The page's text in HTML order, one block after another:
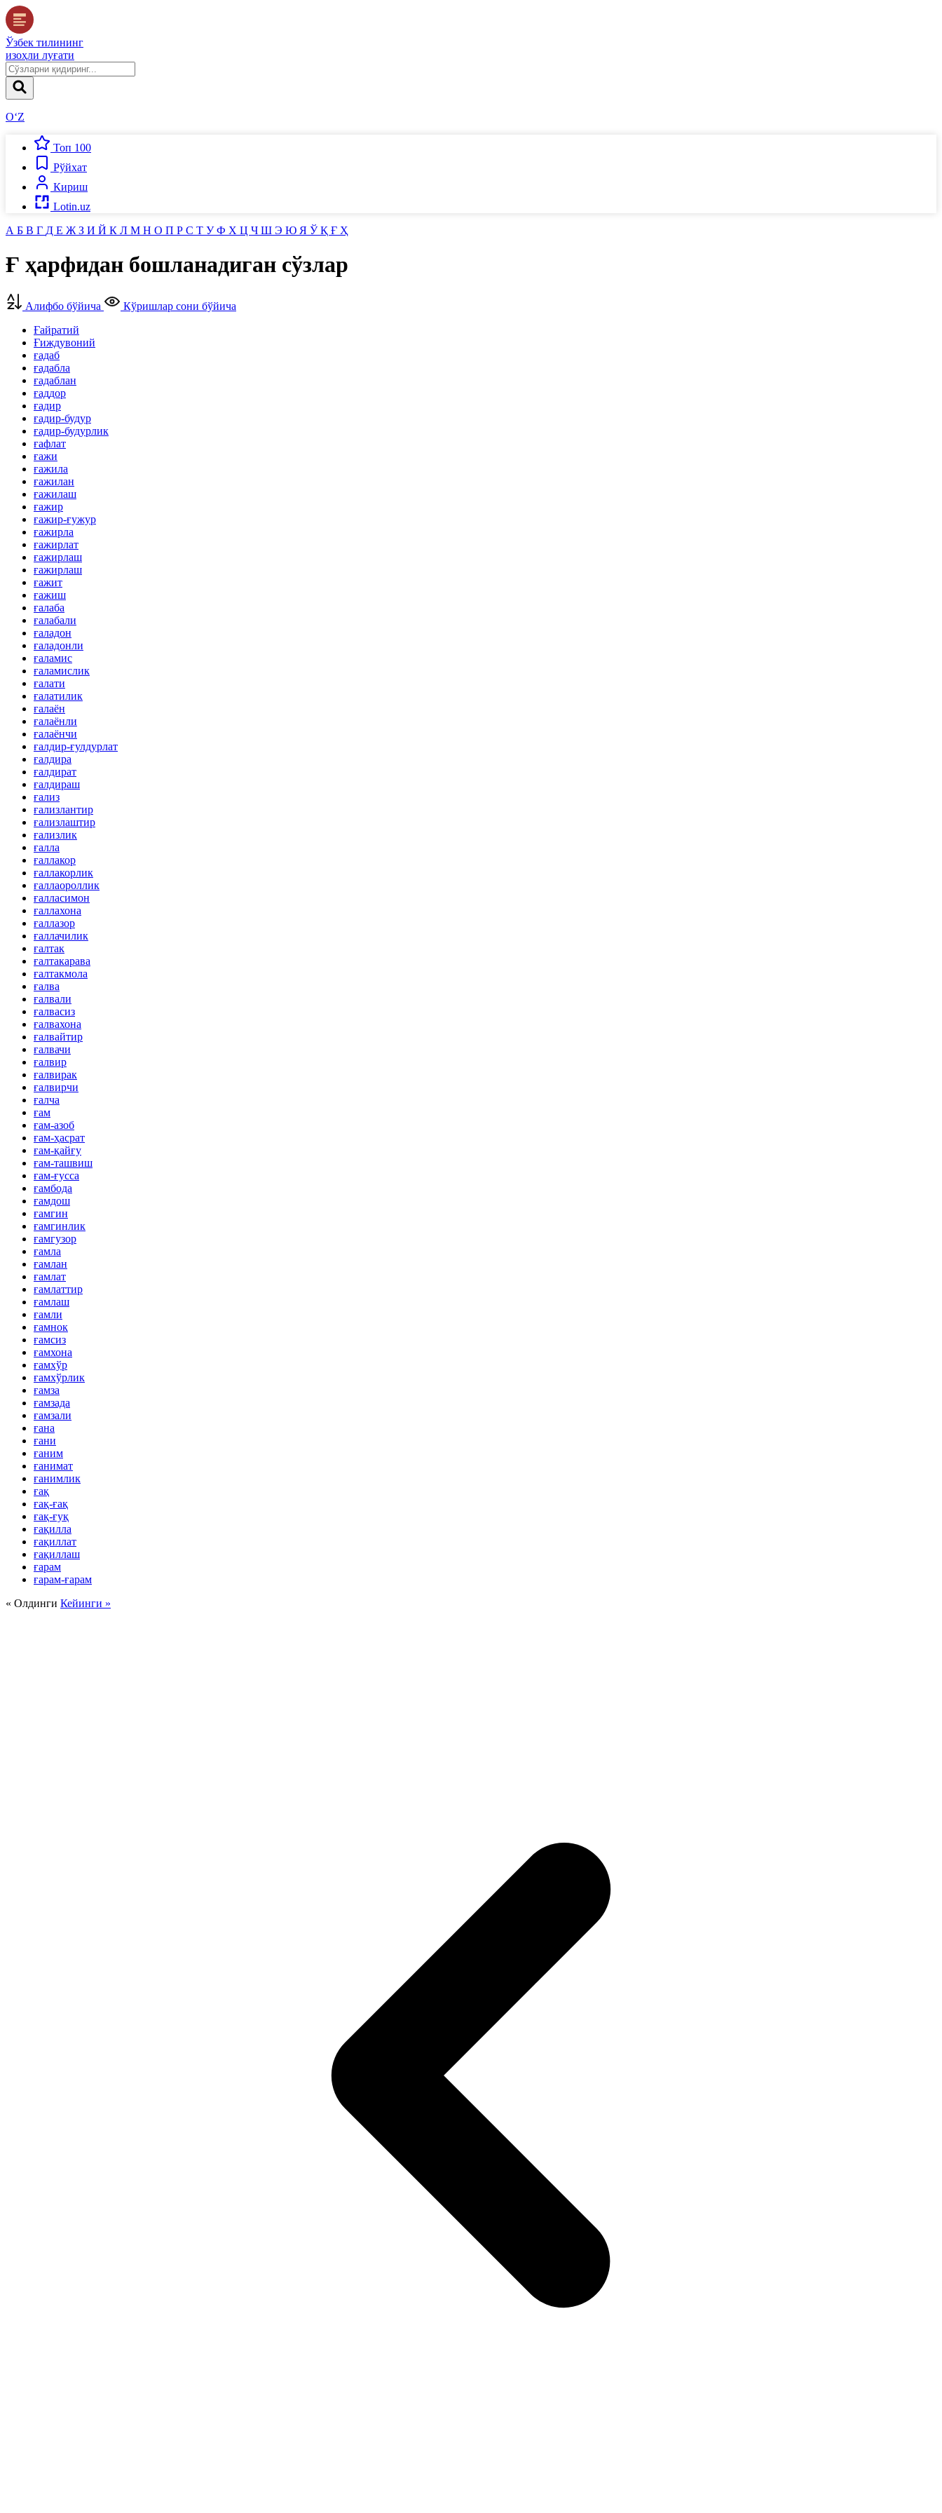
Ўзбек тилининг
изоҳли луғати
O‘Z
Топ 100
Рўйхат
Кириш
Lotin.uz
А Б В Г Д Е Ж З И Й К Л М Н О П Р С Т УФ Х Ц Ч Ш Э Ю Я ЎҚ Ғ Ҳ
Ғ ҳарфидан бошланадиган сўзлар
Алифбо бўйича
Кўришлар сони бўйича
Ғайратий
Ғиждувоний
ғадаб
ғадабла
ғадаблан
ғаддор
ғадир
ғадир-будур
ғадир-будурлик
ғафлат
ғажи
ғажила
ғажилан
ғажилаш
ғажир
ғажир-ғужур
ғажирла
ғажирлат
ғажирлаш
ғажирлаш
ғажит
ғажиш
ғалаба
ғалабали
ғаладон
ғаладонли
ғаламис
ғаламислик
ғалати
ғалатилик
ғалаён
ғалаёнли
ғалаёнчи
ғалдир-ғулдурлат
ғалдира
ғалдират
ғалдираш
ғализ
ғализлантир
ғализлаштир
ғализлик
ғалла
ғаллакор
ғаллакорлик
ғаллаороллик
ғалласимон
ғаллахона
ғаллазор
ғаллачилик
ғалтак
ғалтакарава
ғалтакмола
ғалва
ғалвали
ғалвасиз
ғалвахона
ғалвайтир
ғалвачи
ғалвир
ғалвирак
ғалвирчи
ғалча
ғам
ғам-азоб
ғам-ҳасрат
ғам-қайғу
ғам-ташвиш
ғам-ғусса
ғамбода
ғамдош
ғамгин
ғамгинлик
ғамгузор
ғамла
ғамлан
ғамлат
ғамлаттир
ғамлаш
ғамли
ғамнок
ғамсиз
ғамхона
ғамхўр
ғамхўрлик
ғамза
ғамзада
ғамзали
ғана
ғани
ғаним
ғанимат
ғанимлик
ғақ
ғақ-ғақ
ғақ-ғуқ
ғақилла
ғақиллат
ғақиллаш
ғарам
ғарам-ғарам
« Олдинги Кейинги »